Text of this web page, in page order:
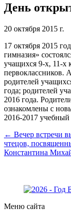
День
20 октября 2015 г.
17 октября 2015
гимназия»
учащихся 9-х, 11-х
первоклассников.
родителей
года; родителей
2016 года.
ознакомлены с
2016-2017 учебный
← Вечер встречи
чтецов,
Константина
Меню сайта